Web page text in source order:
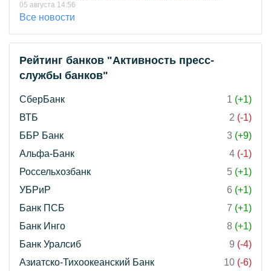
05 августа 14:56
Все новости
Рейтинг банков "Активность пресс-
службы банков"
СберБанк 1 (+1)
ВТБ
2 (-1)
ББР Банк
3 (+9)
Альфа-Банк
4 (-1)
Россельхозбанк
5 (+1)
УБРиР
6 (+1)
Банк ПСБ
7 (+1)
Банк Инго
8 (+1)
Банк Уралсиб
9 (-4)
Азиатско-Тихоокеанский Банк
10 (-6)